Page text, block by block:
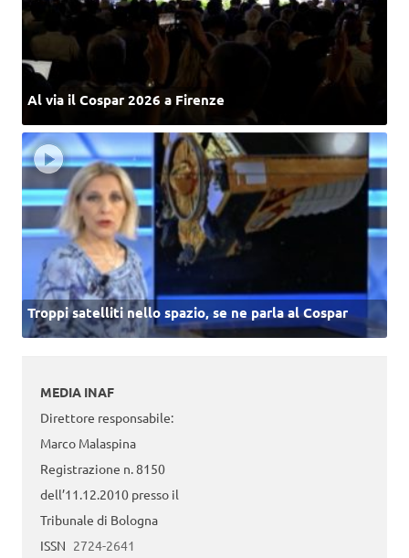
Al via il Cospar 2026 a Firenze
Troppi satelliti nello spazio, se ne parla al Cospar
MEDIA INAF
Direttore responsabile:
Marco Malaspina
Registrazione n. 8150
dell’11.12.2010 presso il
Tribunale di Bologna
ISSN 2724-2641